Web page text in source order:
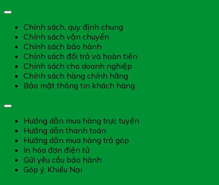
Chính sách, quy định chung
Chính sách vận chuyển
Chính sách bảo hành
Chính sách đổi trả và hoàn tiền
Chính sách cho doanh nghiệp
Chính sách hàng chính hãng
Bảo mật thông tin khách hàng
Hướng dẫn mua hàng trực tuyến
Hướng dẫn thanh toán
Hướng dẫn mua hàng trả góp
In hóa đơn điện tử
Gửi yêu cầu bảo hành
Góp ý, Khiếu Nại